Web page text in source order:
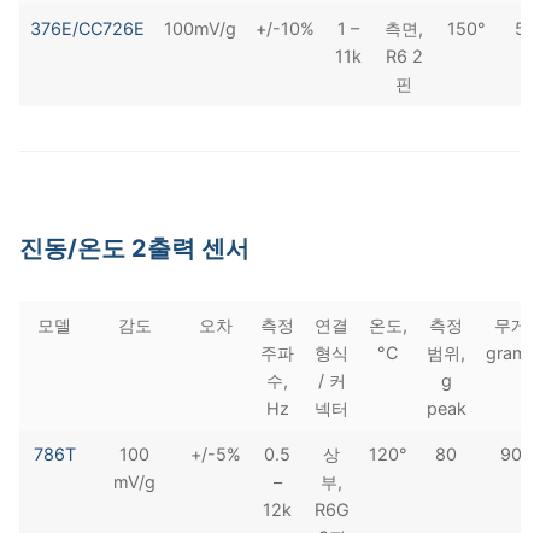
376E/CC726E 100mV/g +/-10%
1 –
11k
측면,
R6 2
핀
150° 50
진동/온도 2출력 센서
모델 감도 오차
측정
주파
수,
Hz
연결
형식
/ 커
넥터
온도,
°C
측정
범위,
g
peak
무게
grams
786T
100
mV/g
+/-5%
0.5
–
12k
상
부,
R6G
120° 80 90